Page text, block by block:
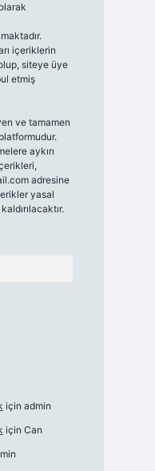
içeriklerin
siteye üye
etmiş
ve tamamen
aykırı
adresine
yasal
için admin
için Can